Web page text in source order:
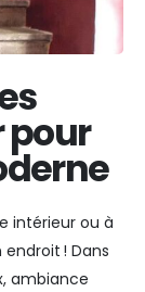
pour
intérieur ou à
! Dans
ambiance